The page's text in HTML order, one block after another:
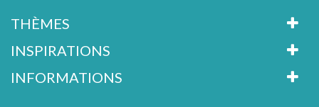
THÈMES
INSPIRATIONS
INFORMATIONS